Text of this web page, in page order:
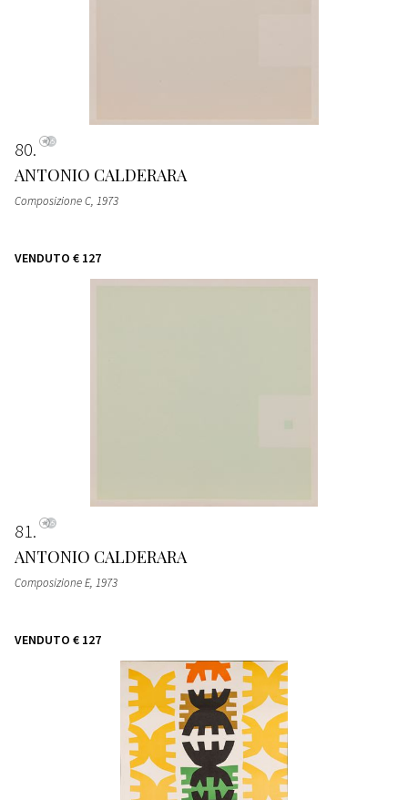
80
ANTONIO CALDERARA
Composizione C, 1973
VENDUTO € 127
81
ANTONIO CALDERARA
Composizione E, 1973
VENDUTO € 127